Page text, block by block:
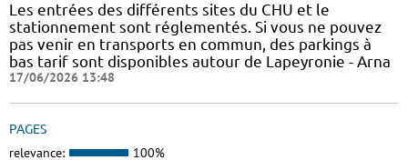
Les entrées des différents sites du CHU et le
stationnement sont réglementés. Si vous ne pouvez
pas venir en transports en commun, des parkings à
bas tarif sont disponibles autour de Lapeyronie - Arna
17/06/2026 13:48
PAGES
relevance: 100%